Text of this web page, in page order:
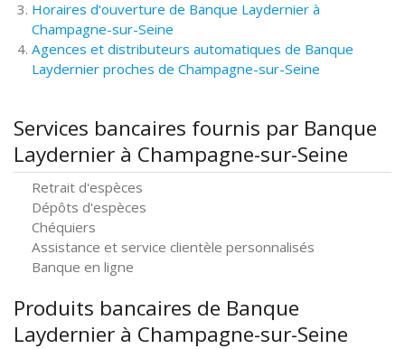
Horaires d'ouverture de Banque Laydernier à
Champagne-sur-Seine
Agences et distributeurs automatiques de Banque
Laydernier proches de Champagne-sur-Seine
Services bancaires fournis par Banque
Laydernier à Champagne-sur-Seine
Retrait d'espèces
Dépôts d'espèces
Chéquiers
Assistance et service clientèle personnalisés
Banque en ligne
Produits bancaires de Banque
Laydernier à Champagne-sur-Seine